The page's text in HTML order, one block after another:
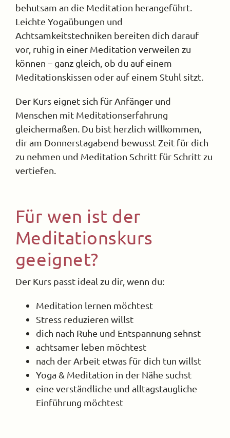
behutsam an die Meditation herangeführt.
Leichte Yogaübungen und
Achtsamkeitstechniken bereiten dich darauf
vor, ruhig in einer Meditation verweilen zu
können – ganz gleich, ob du auf einem
Meditationskissen oder auf einem Stuhl sitzt.
Der Kurs eignet sich für Anfänger und
Menschen mit Meditationserfahrung
gleichermaßen. Du bist herzlich willkommen,
dir am Donnerstagabend bewusst Zeit für dich
zu nehmen und Meditation Schritt für Schritt zu
vertiefen.
Für wen ist der
Meditationskurs
geeignet?
Der Kurs passt ideal zu dir, wenn du:
Meditation lernen möchtest
Stress reduzieren willst
dich nach Ruhe und Entspannung sehnst
achtsamer leben möchtest
nach der Arbeit etwas für dich tun willst
Yoga & Meditation in der Nähe suchst
eine verständliche und alltagstaugliche
Einführung möchtest